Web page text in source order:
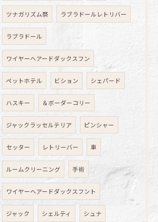
ツナガリズム祭 ラブラドールレトリバー
ラブラドール
ワイヤーヘアードダックスフン
ペットホテル ビション シェパード
ハスキー ＆ボーダーコリー
ジャックラッセルテリア ピンシャー
セッター レトリーバー 車
ルームクリーニング 手術
ワイヤーヘアードダックスフント
ジャック シェルティ シュナ